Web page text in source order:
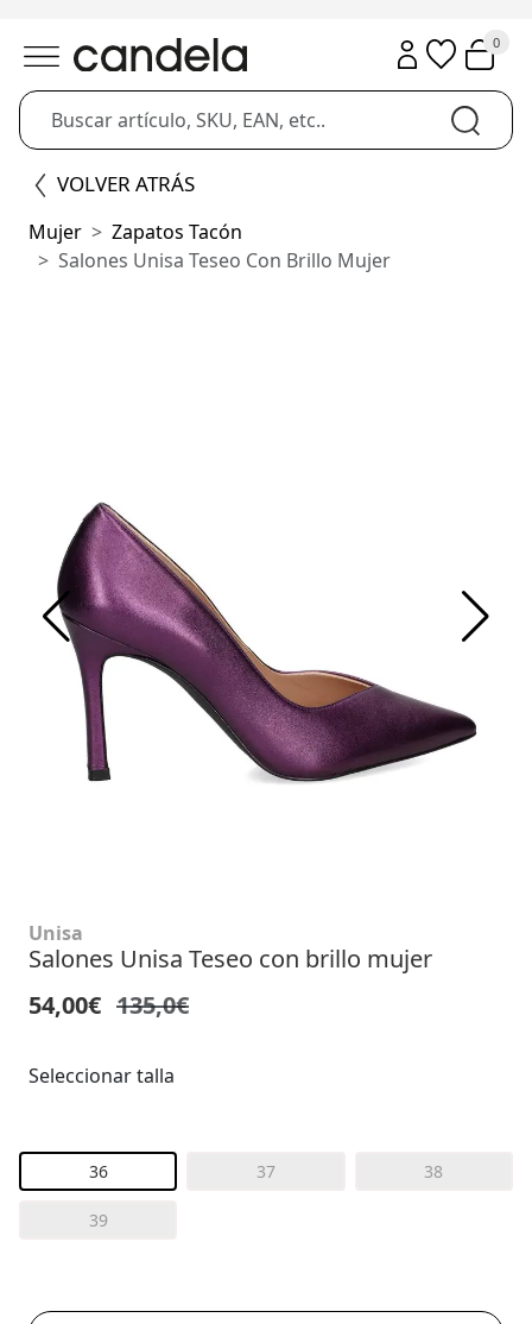
0
VOLVER ATRÁS
Mujer
Zapatos Tacón
Salones Unisa Teseo Con Brillo Mujer
Unisa
Salones Unisa Teseo con brillo mujer
54,00€ 135,0€
Seleccionar talla
36 37 38
39